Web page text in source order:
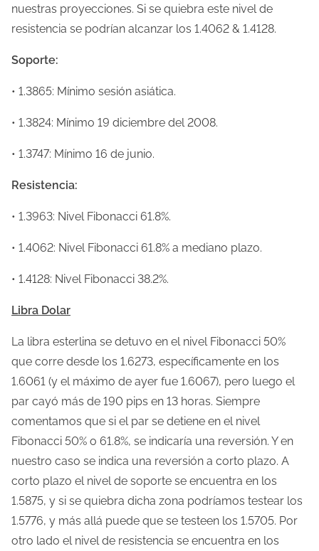
r
a
nuestras proyecciones. Si se quiebra este nivel de
resistencia se podrían alcanzar los 1.4062 & 1.4128.
Soporte:
• 1.3865: Mínimo sesión asiática.
• 1.3824: Mínimo 19 diciembre del 2008.
• 1.3747: Mínimo 16 de junio.
Resistencia:
• 1.3963: Nivel Fibonacci 61.8%.
• 1.4062: Nivel Fibonacci 61.8% a mediano plazo.
• 1.4128: Nivel Fibonacci 38.2%.
Libra Dolar
La libra esterlina se detuvo en el nivel Fibonacci 50%
que corre desde los 1.6273, específicamente en los
1.6061 (y el máximo de ayer fue 1.6067), pero luego el
par cayó más de 190 pips en 13 horas. Siempre
comentamos que si el par se detiene en el nivel
Fibonacci 50% o 61.8%, se indicaría una reversión. Y en
nuestro caso se indica una reversión a corto plazo. A
corto plazo el nivel de soporte se encuentra en los
1.5875, y si se quiebra dicha zona podríamos testear los
1.5776, y más allá puede que se testeen los 1.5705. Por
otro lado el nivel de resistencia se encuentra en los